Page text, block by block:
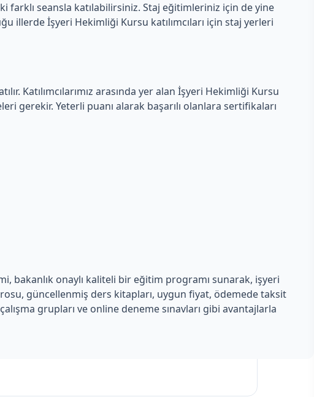
farklı seansla katılabilirsiniz. Staj eğitimleriniz için de yine
illerde İşyeri Hekimliği Kursu katılımcıları için staj yerleri
Katılımcılarımız arasında yer alan İşyeri Hekimliği Kursu
gerekir. Yeterli puanı alarak başarılı olanlara sertifikaları
bakanlık onaylı kaliteli bir eğitim programı sunarak, işyeri
güncellenmiş ders kitapları, uygun fiyat, ödemede taksit
grupları ve online deneme sınavları gibi avantajlarla